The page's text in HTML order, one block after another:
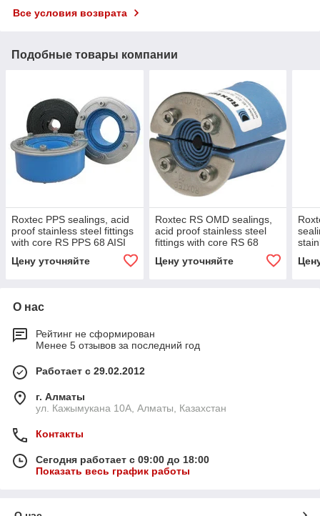
Все условия возврата
Подобные товары компании
Roxtec PPS sealings, acid
proof stainless steel fittings
with core RS PPS 68 AISI
Цену уточняйте
Roxtec RS OMD sealings,
acid proof stainless steel
fittings with core RS 68
Цену уточняйте
О нас
Рейтинг не сформирован
Менее 5 отзывов за последний год
Работает с 29.02.2012
г. Алматы
ул. Кажымукана 10А, Алматы, Казахстан
Контакты
Сегодня работает с 09:00 до 18:00
Показать весь график работы